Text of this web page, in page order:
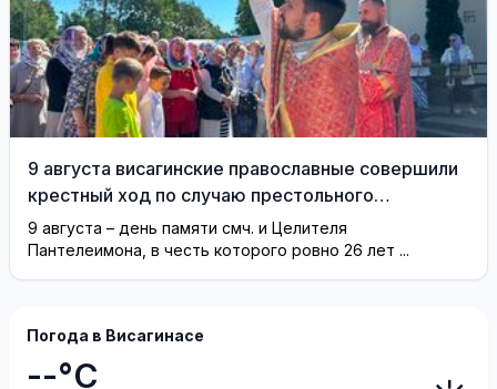
9 августа висагинские православные совершили
крестный ход по случаю престольного
праздника (фотогалерея)
9 августа – день памяти смч. и Целителя
Пантелеимона, в честь которого ровно 26 лет ...
Погода в Висагинасе
--°C